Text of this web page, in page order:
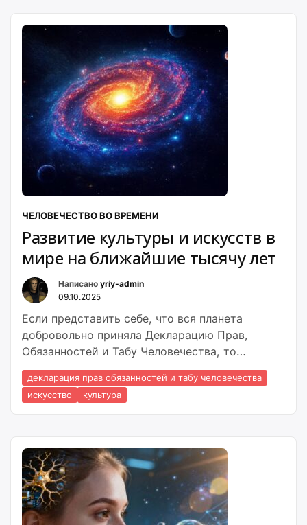
ЧЕЛОВЕЧЕСТВО ВО ВРЕМЕНИ
Развитие культуры и искусств в
мире на ближайшие тысячу лет
Написано yriy-admin
09.10.2025
Если представить себе, что вся планета
добровольно приняла Декларацию Прав,
Обязанностей и Табу Человечества, то
развитие культуры и искусств приобретет
невиданный ранее характер
декларация прав обязанностей и табу человечества
искусство
культура